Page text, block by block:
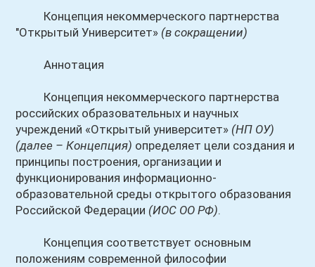
Концепция некоммерческого партнерства
"Открытый Университет» (в сокращении)
Аннотация
Концепция некоммерческого партнерства
российских образовательных и научных
учреждений «Открытый университет» (НП ОУ)
(далее – Концепция) определяет цели создания и
принципы построения, организации и
функционирования информационно-
образовательной среды открытого образования
Российской Федерации (ИОС ОО РФ).
Концепция соответствует основным
положениям современной философии